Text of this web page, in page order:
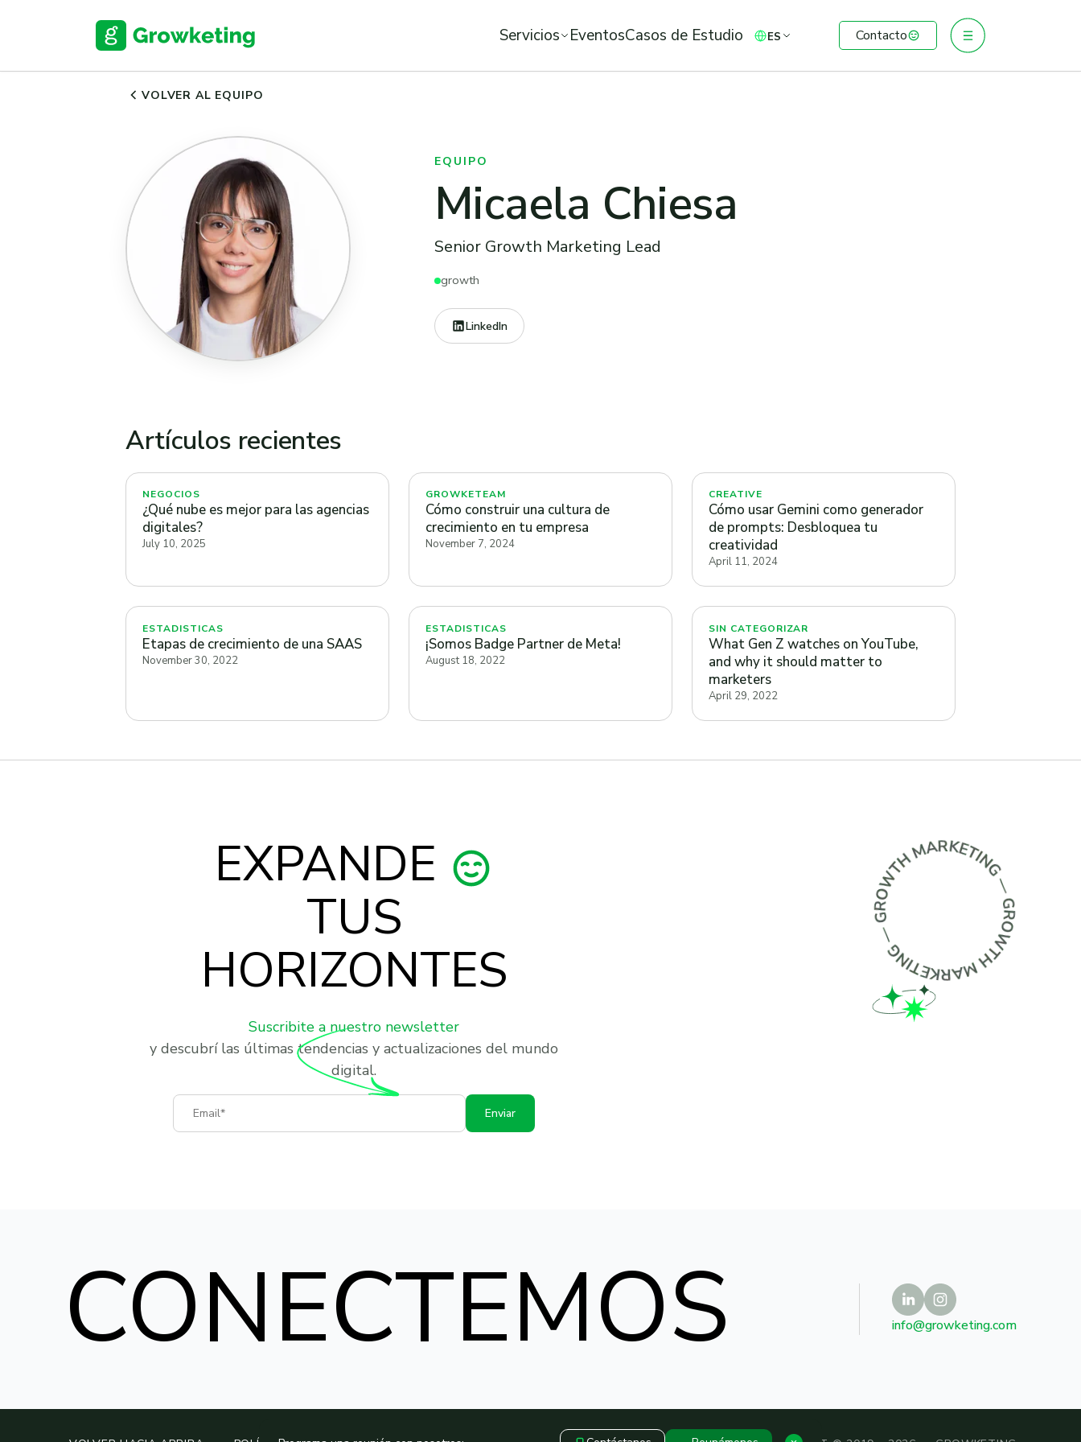
Servicios EventosCasos de Estudio ES Contacto
VOLVER AL EQUIPO
EQUIPO
Micaela Chiesa
Senior Growth Marketing Lead
growth
LinkedIn
Artículos recientes
NEGOCIOS
¿Qué nube es mejor para las agencias
digitales?
July 10, 2025
GROWKETEAM
Cómo construir una cultura de
crecimiento en tu empresa
November 7, 2024
CREATIVE
Cómo usar Gemini como generador
de prompts: Desbloquea tu
creatividad
April 11, 2024
ESTADISTICAS
Etapas de crecimiento de una SAAS
November 30, 2022
ESTADISTICAS
¡Somos Badge Partner de Meta!
August 18, 2022
SIN CATEGORIZAR
What Gen Z watches on YouTube,
and why it should matter to
marketers
April 29, 2022
EXPANDE
TUS
HORIZONTES
Suscribite a nuestro newsletter
y descubrí las últimas tendencias y actualizaciones del mundo
digital.
Email
Enviar
CONECTEMOS info@growketing.com